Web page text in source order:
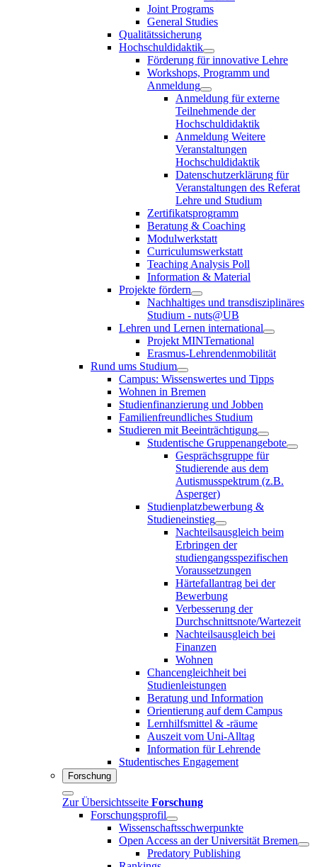
Joint Programs
General Studies
Qualitätssicherung
Hochschuldidaktik
Förderung für innovative Lehre
Workshops, Programm und
Anmeldung
Anmeldung für externe
Teilnehmende der
Hochschuldidaktik
Anmeldung Weitere
Veranstaltungen
Hochschuldidaktik
Datenschutzerklärung für
Veranstaltungen des Referat
Lehre und Studium
Zertifikatsprogramm
Beratung & Coaching
Modulwerkstatt
Curriculumswerkstatt
Teaching Analysis Poll
Information & Material
Projekte fördern
Nachhaltiges und transdisziplinäres
Studium - nuts@UB
Lehren und Lernen international
Projekt MINTernational
Erasmus-Lehrendenmobilität
Rund ums Studium
Campus: Wissenswertes und Tipps
Wohnen in Bremen
Studienfinanzierung und Jobben
Familienfreundliches Studium
Studieren mit Beeinträchtigung
Studentische Gruppenangebote
Gesprächsgruppe für
Studierende aus dem
Autismusspektrum (z.B.
Asperger)
Studienplatzbewerbung &
Studieneinstieg
Nachteilsausgleich beim
Erbringen der
studiengangsspezifischen
Voraussetzungen
Härtefallantrag bei der
Bewerbung
Verbesserung der
Durchschnittsnote/Wartezeit
Nachteilsausgleich bei
Finanzen
Wohnen
Chancengleichheit bei
Studienleistungen
Beratung und Information
Orientierung auf dem Campus
Lernhilfsmittel & -räume
Auszeit vom Uni-Alltag
Information für Lehrende
Studentisches Engagement
Forschung
Zur Übersichtsseite Forschung
Forschungsprofil
Wissenschaftsschwerpunkte
Open Access an der Universität Bremen
Predatory Publishing